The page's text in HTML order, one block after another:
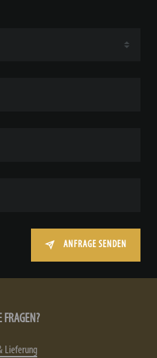
ANFRAGE SENDEN
FRAGEN?
Lieferung